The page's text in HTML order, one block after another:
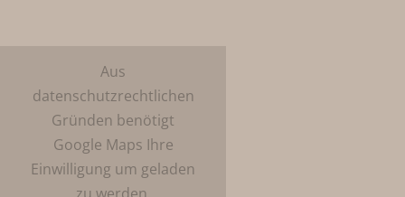
Aus
datenschutzrechtlichen
Gründen benötigt
Google Maps Ihre
Einwilligung um geladen